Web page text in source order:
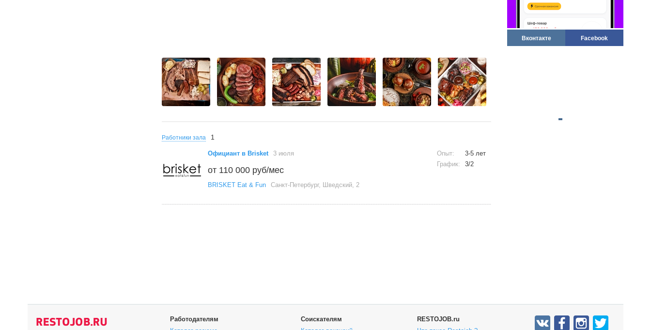
Вконтакте Facebook
Работники зала 1
Официант в Brisket 3 июля
от 110 000 руб/мес
BRISKET Eat & Fun Санкт-Петербург, Шведский, 2
Опыт:
3-5 лет
График:
3/2
Работодателям
Соискателям
RESTOJOB.ru